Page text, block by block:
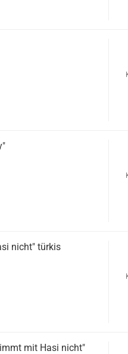
nicht" türkis
mit Hasi nicht"